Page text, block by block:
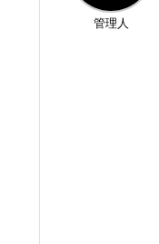
管理人